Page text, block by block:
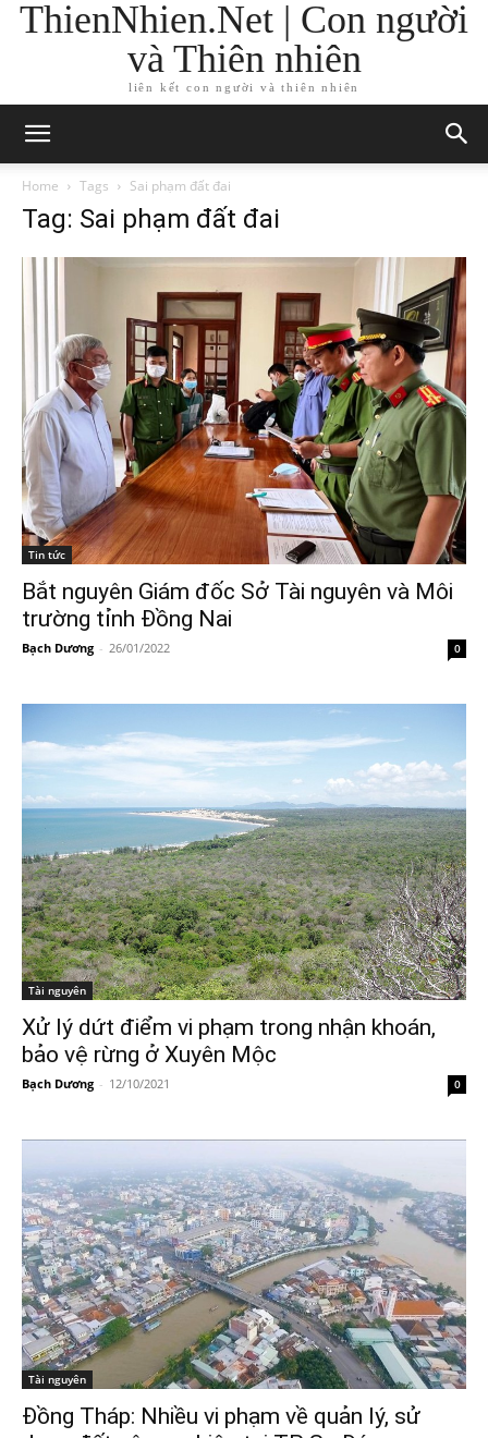
ThienNhien.Net | Con người
và Thiên nhiên
liên kết con người và thiên nhiên
Home Tags Sai phạm đất đai
Tag: Sai phạm đất đai
Tin tức
Bắt nguyên Giám đốc Sở Tài nguyên và Môi
trường tỉnh Đồng Nai
Bạch Dương - 26/01/2022 0
Tài nguyên
Xử lý dứt điểm vi phạm trong nhận khoán,
bảo vệ rừng ở Xuyên Mộc
Bạch Dương - 12/10/2021 0
Tài nguyên
Đồng Tháp: Nhiều vi phạm về quản lý, sử